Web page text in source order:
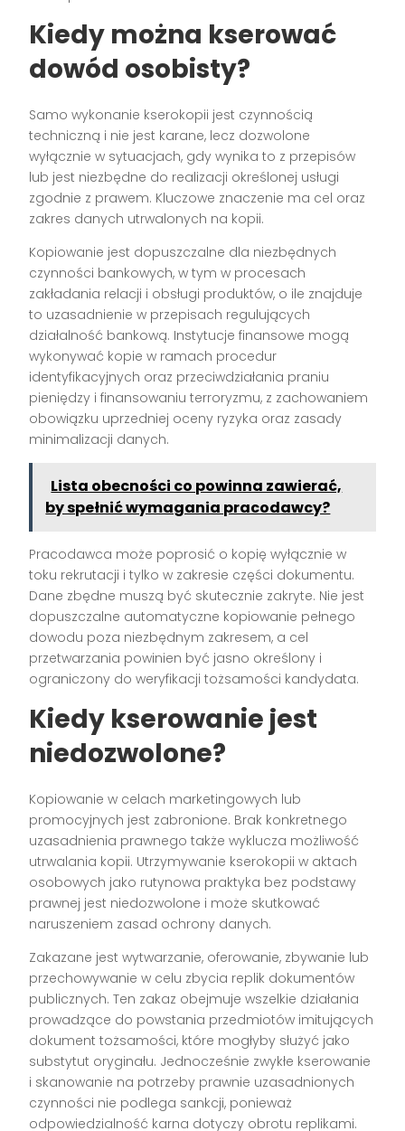
Kiedy można kserować
dowód osobisty?
Samo wykonanie kserokopii jest czynnością
techniczną i nie jest karane, lecz dozwolone
wyłącznie w sytuacjach, gdy wynika to z przepisów
lub jest niezbędne do realizacji określonej usługi
zgodnie z prawem. Kluczowe znaczenie ma cel oraz
zakres danych utrwalonych na kopii.
Kopiowanie jest dopuszczalne dla niezbędnych
czynności bankowych, w tym w procesach
zakładania relacji i obsługi produktów, o ile znajduje
to uzasadnienie w przepisach regulujących
działalność bankową. Instytucje finansowe mogą
wykonywać kopie w ramach procedur
identyfikacyjnych oraz przeciwdziałania praniu
pieniędzy i finansowaniu terroryzmu, z zachowaniem
obowiązku uprzedniej oceny ryzyka oraz zasady
minimalizacji danych.
Lista obecności co powinna zawierać,
by spełnić wymagania pracodawcy?
Pracodawca może poprosić o kopię wyłącznie w
toku rekrutacji i tylko w zakresie części dokumentu.
Dane zbędne muszą być skutecznie zakryte. Nie jest
dopuszczalne automatyczne kopiowanie pełnego
dowodu poza niezbędnym zakresem, a cel
przetwarzania powinien być jasno określony i
ograniczony do weryfikacji tożsamości kandydata.
Kiedy kserowanie jest
niedozwolone?
Kopiowanie w celach marketingowych lub
promocyjnych jest zabronione. Brak konkretnego
uzasadnienia prawnego także wyklucza możliwość
utrwalania kopii. Utrzymywanie kserokopii w aktach
osobowych jako rutynowa praktyka bez podstawy
prawnej jest niedozwolone i może skutkować
naruszeniem zasad ochrony danych.
Zakazane jest wytwarzanie, oferowanie, zbywanie lub
przechowywanie w celu zbycia replik dokumentów
publicznych. Ten zakaz obejmuje wszelkie działania
prowadzące do powstania przedmiotów imitujących
dokument tożsamości, które mogłyby służyć jako
substytut oryginału. Jednocześnie zwykłe kserowanie
i skanowanie na potrzeby prawnie uzasadnionych
czynności nie podlega sankcji, ponieważ
odpowiedzialność karna dotyczy obrotu replikami.